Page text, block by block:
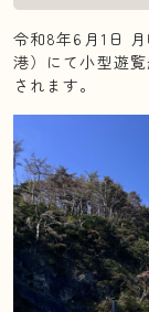
令和8年6月1日
港）にて小型遊
されます。